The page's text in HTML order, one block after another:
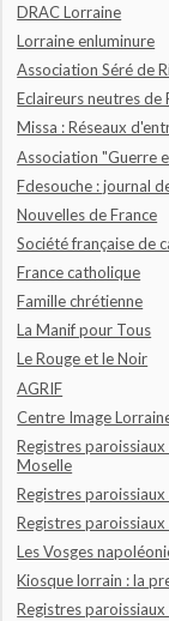
DRAC Lorraine
Lorraine enluminure
Association Séré de
Eclaireurs neutres de
Missa : Réseaux
Association "Guerre
Fdesouche : journal
Nouvelles de France
Société française de
France catholique
Famille chrétienne
La Manif pour Tous
Le Rouge et le Noir
AGRIF
Centre Image
Registres
Moselle
Registres
Registres
Les Vosges
Kiosque lorrain : la
Registres